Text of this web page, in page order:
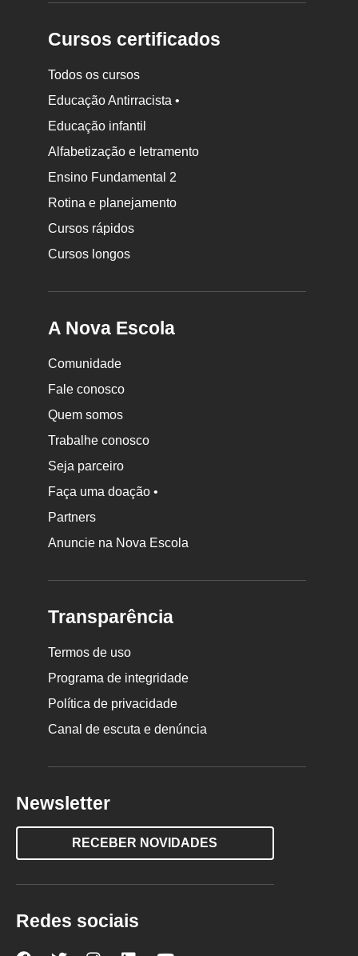
Cursos certificados
Todos os cursos
Educação Antirracista •
Educação infantil
Alfabetização e letramento
Ensino Fundamental 2
Rotina e planejamento
Cursos rápidos
Cursos longos
A Nova Escola
Comunidade
Fale conosco
Quem somos
Trabalhe conosco
Seja parceiro
Faça uma doação •
Partners
Anuncie na Nova Escola
Transparência
Termos de uso
Programa de integridade
Política de privacidade
Canal de escuta e denúncia
Newsletter
RECEBER NOVIDADES
Redes sociais